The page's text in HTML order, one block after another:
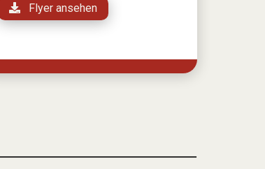
Flyer ansehen